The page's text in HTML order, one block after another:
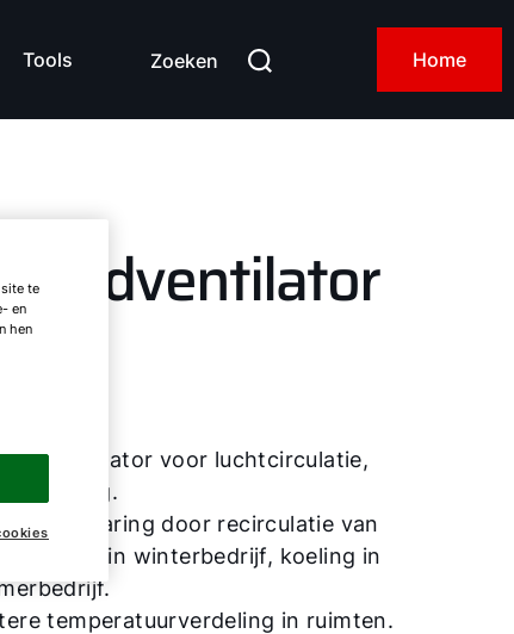
Tools Zoeken Home
voor luchtcirculatie,
door recirculatie van
lucht in winterbedrijf, koeling in
temperatuurverdeling in ruimten.
te
en
hen